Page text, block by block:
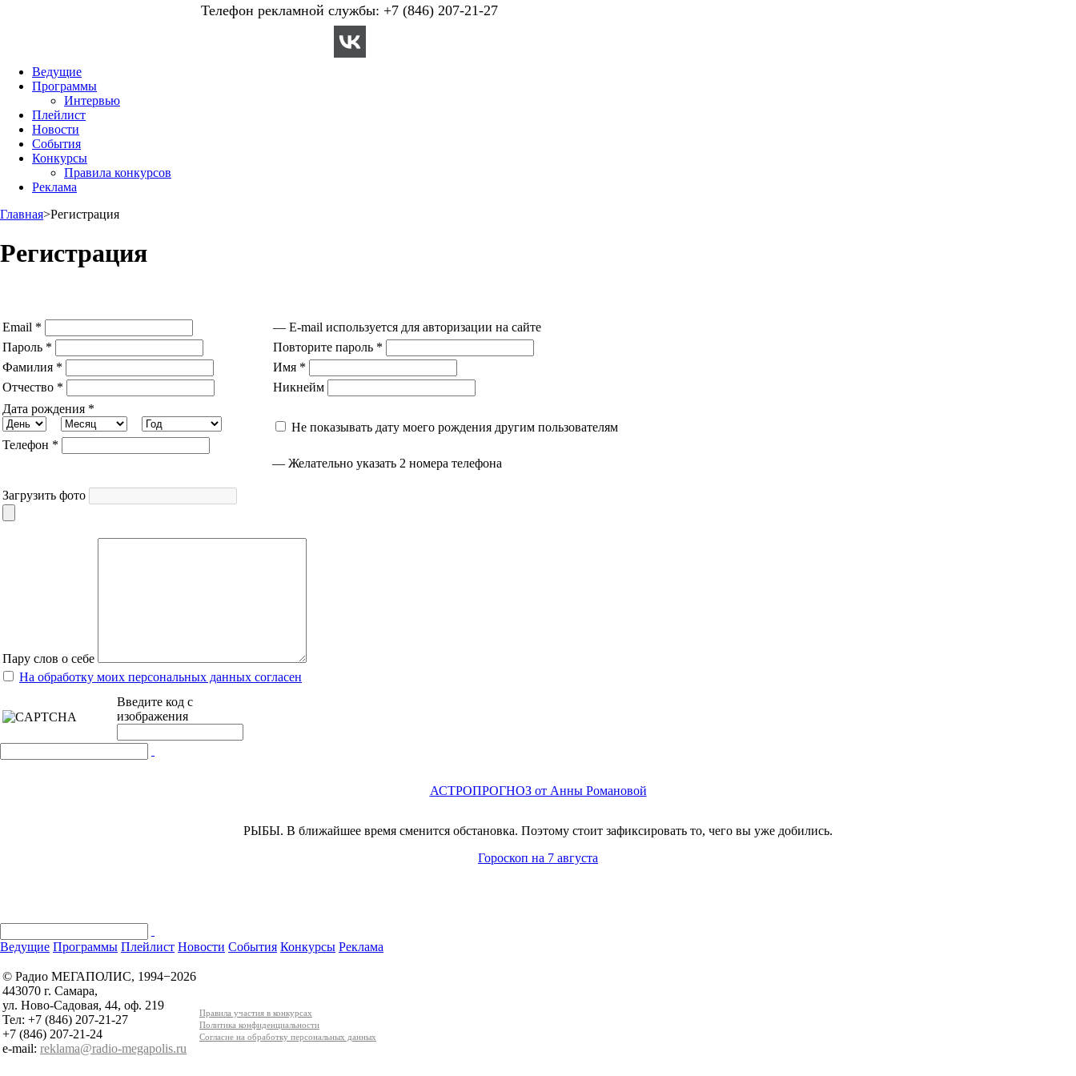
Телефон рекламной службы: +7 (846) 207-21-27
Ведущие
Программы
Интервью
Плейлист
Новости
События
Конкурсы
Правила конкурсов
Реклама
Главная>Регистрация
Регистрация
Email *
— E-mail используется для авторизации на сайте
Пароль *
Повторите пароль *
Фамилия *
Имя *
Отчество *
Никнейм
Дата рождения *
Не показывать дату моего рождения другим пользователям
Телефон *
— Желательно указать 2 номера телефона
Загрузить фото
Пару слов о себе
На обработку моих персональных данных согласен
Введите код с
изображения
АСТРОПРОГНОЗ от Анны Романовой
РЫБЫ. В ближайшее время сменится обстановка. Поэтому стоит зафиксировать то, чего вы уже добились.
Гороскоп на 7 августа
Ведущие Программы Плейлист Новости События Конкурсы Реклама
© Радио МЕГАПОЛИС, 1994−2026
443070 г. Самара,
ул. Ново-Садовая, 44, оф. 219
Тел: +7 (846) 207-21-27
+7 (846) 207-21-24
e-mail: reklama@radio-megapolis.ru
Правила участия в конкурсах
Политика конфиденциальности
Согласие на обработку персональных данных